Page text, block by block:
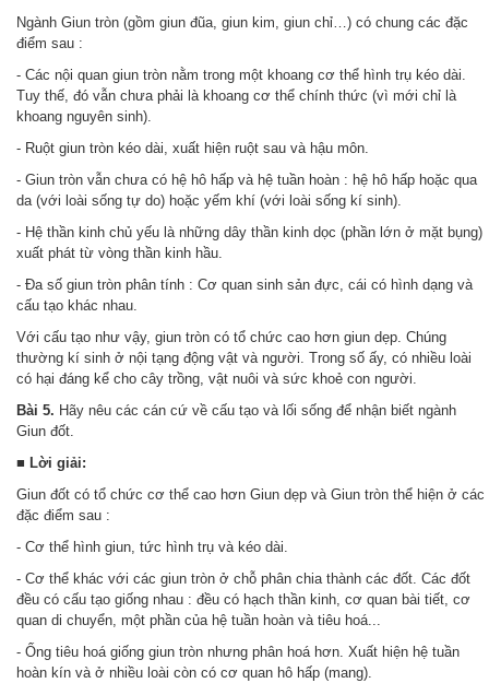
Ngành Giun tròn (gồm giun đũa, giun kim, giun chỉ…) có chung các đặc
điểm sau :
- Các nội quan giun tròn nằm trong một khoang cơ thể hình trụ kéo dài.
Tuy thế, đó vẫn chưa phải là khoang cơ thể chính thức (vì mới chỉ là
khoang nguyên sinh).
- Ruột giun tròn kéo dài, xuất hiện ruột sau và hậu môn.
- Giun tròn vẫn chưa có hệ hô hấp và hệ tuần hoàn : hệ hô hấp hoặc qua
da (với loài sống tự do) hoặc yếm khí (với loài sống kí sinh).
- Hệ thần kinh chủ yếu là những dây thần kinh dọc (phần lớn ở mặt bụng)
xuất phát từ vòng thần kinh hầu.
- Đa số giun tròn phân tính : Cơ quan sinh sản đực, cái có hình dạng và
cấu tạo khác nhau.
Với cấu tạo như vậy, giun tròn có tổ chức cao hơn giun dẹp. Chúng
thường kí sinh ở nội tạng động vật và người. Trong số ấy, có nhiều loài
có hại đáng kể cho cây trồng, vật nuôi và sức khoẻ con người.
Bài 5. Hãy nêu các cán cứ về cấu tạo và lối sống để nhận biết ngành
Giun đốt.
■ Lời giải:
Giun đốt có tổ chức cơ thể cao hơn Giun dẹp và Giun tròn thể hiện ở các
đặc điểm sau :
- Cơ thể hình giun, tức hình trụ và kéo dài.
- Cơ thể khác với các giun tròn ở chỗ phân chia thành các đốt. Các đốt
đều có cấu tạo giống nhau : đều có hạch thần kinh, cơ quan bài tiết, cơ
quan di chuyển, một phần của hệ tuần hoàn và tiêu hoá...
- Ống tiêu hoá giống giun tròn nhưng phân hoá hơn. Xuất hiện hệ tuần
hoàn kín và ở nhiều loài còn có cơ quan hô hấp (mang).